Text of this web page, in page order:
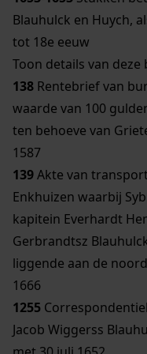
Blauhulck en Huych,
tot 18e eeuw
Toon details van deze
138 Rentebrief van
waarde van 100
ten behoeve van
1587
139Akte van
Enkhuizen waarbij
kapitein Everhardt
Gerbrandtsz
liggende aan de
1666
1255
Jacob Wiggerss